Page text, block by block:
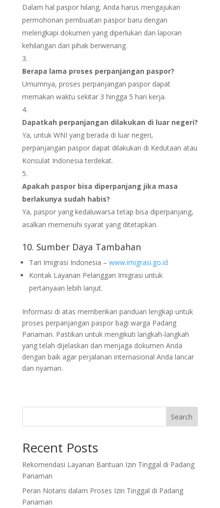
Dalam hal paspor hilang, Anda harus mengajukan
permohonan pembuatan paspor baru dengan
melengkapi dokumen yang diperlukan dan laporan
kehilangan dari pihak berwenang.
Berapa lama proses perpanjangan paspor?
Umumnya, proses perpanjangan paspor dapat
memakan waktu sekitar 3 hingga 5 hari kerja.
Dapatkah perpanjangan dilakukan di luar negeri?
Ya, untuk WNI yang berada di luar negeri,
perpanjangan paspor dapat dilakukan di Kedutaan atau
Konsulat Indonesia terdekat.
Apakah paspor bisa diperpanjang jika masa
berlakunya sudah habis?
Ya, paspor yang kedaluwarsa tetap bisa diperpanjang,
asalkan memenuhi syarat yang ditetapkan.
10. Sumber Daya Tambahan
Tari Imigrasi Indonesia – www.imigrasi.go.id
Kontak Layanan Pelanggan Imigrasi untuk
pertanyaan lebih lanjut.
Informasi di atas memberikan panduan lengkap untuk
proses perpanjangan paspor bagi warga Padang
Pariaman. Pastikan untuk mengikuti langkah-langkah
yang telah dijelaskan dan menjaga dokumen Anda
dengan baik agar perjalanan internasional Anda lancar
dan nyaman.
Search
Recent Posts
Rekomendasi Layanan Bantuan Izin Tinggal di Padang
Pariaman
Peran Notaris dalam Proses Izin Tinggal di Padang
Pariaman